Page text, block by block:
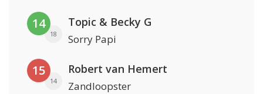
14
18
Topic & Becky G
Sorry Papi
15
14
Robert van Hemert
Zandloopster